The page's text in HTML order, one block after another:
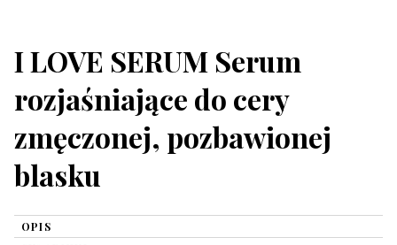
I LOVE SERUM Serum
rozjaśniające do cery
zmęczonej, pozbawionej
blasku
OPIS